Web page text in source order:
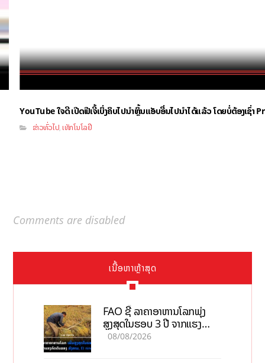
YouTube ໃຈດີ ເປີດຟີເຈີ້ເບິ່ງຄິບໄປນຳຫຼິ້ນແອັບອື່ນໄປນຳໄດ້ແລ້ວ ໂດຍບໍ່ຕ້ອງເຊົ່າ
ຂ່າວທົ່ວໄປ,ເທັກໂນໂລຢີ
Comments are disabled
ເນື້ອຫາຫຼ້າສຸດ
FAO ຊີ້ ລາຄາອາຫານໂລກພຸ່ງ
ສູງສຸດໃນຮອບ 3 ປີ ຈາກແຮງ
ກົດດັນຂອງສົງຄາມ, El nino
08/08/2026